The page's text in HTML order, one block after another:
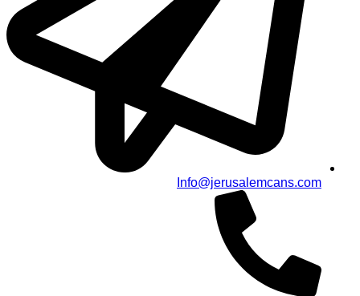
Info@jerusalemcans.com